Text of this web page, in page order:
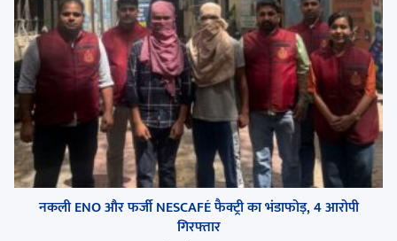
नकली ENO और फर्जी NESCAFÉ फैक्ट्री का भंडाफोड़, 4 आरोपी
गिरफ्तार